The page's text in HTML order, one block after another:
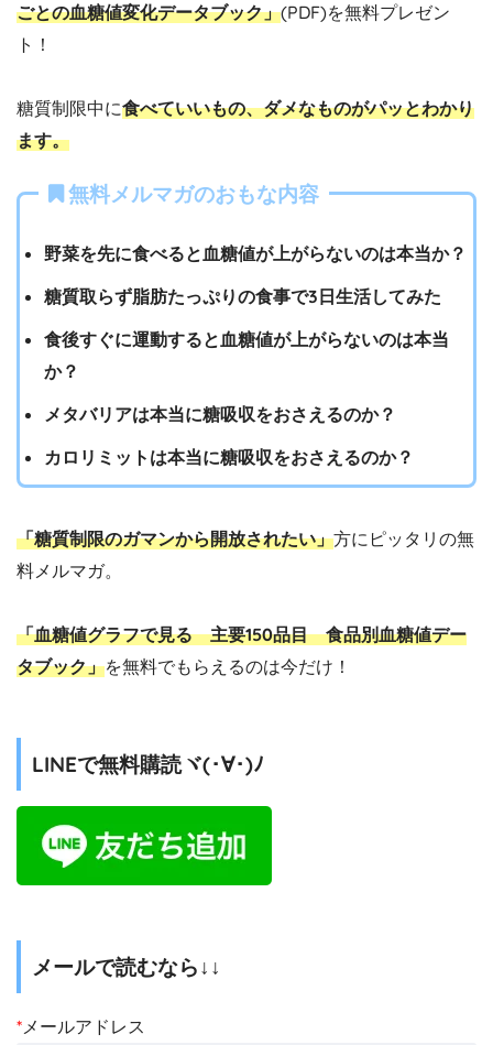
ごとの血糖値変化データブック」(PDF)を無料プレゼン
ト！
糖質制限中に食べていいもの、ダメなものがパッとわかり
ます。
無料メルマガのおもな内容
野菜を先に食べると血糖値が上がらないのは本当か？
糖質取らず脂肪たっぷりの食事で3日生活してみた
食後すぐに運動すると血糖値が上がらないのは本当
か？
メタバリアは本当に糖吸収をおさえるのか？
カロリミットは本当に糖吸収をおさえるのか？
「糖質制限のガマンから開放されたい」方にピッタリの無
料メルマガ。
「血糖値グラフで見る 主要150品目 食品別血糖値デー
タブック」を無料でもらえるのは今だけ！
LINEで無料購読ヾ(･∀･)ﾉ
メールで読むなら↓↓
* メールアドレス